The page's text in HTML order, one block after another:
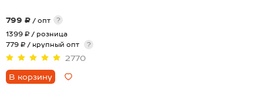
799 ₽ / опт
?
1399 ₽ / розница
779 ₽ / крупный опт
?
2770
В корзину